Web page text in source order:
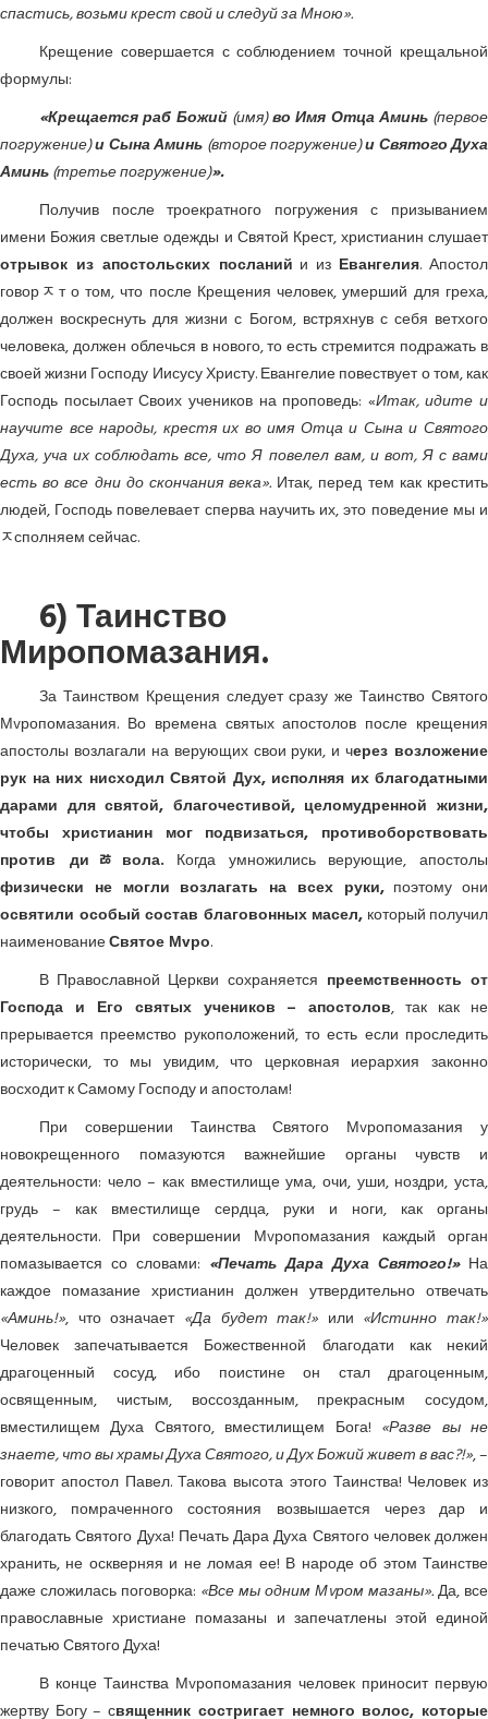
спастись, возьми крест свой и следуй за Мною».
Крещение совершается с соблюдением точной крещальной
формулы:
«Крещается раб Божий(имя)во Имя Отца Аминь (первое
погружение)и Сына Аминь (второе погружение)и Святого Духа
Аминь(третье погружение)».
Получив после троекратного погружения с призыванием
имени Божия светлые одежды и Святой Крест, христианин слушает
отрывок из апостольских посланий и из Евангелия. Апостол
говорﾸт о том, что после Крещения человек, умерший для греха,
должен воскреснуть для жизни с Богом, встряхнув с себя ветхого
человека, должен облечься в нового, то есть стремится подражать в
своей жизни Господу Иисусу Христу. Евангелие повествует о том, как
Господь посылает Своих учеников на проповедь: «Итак, идите и
научите все народы, крестя их во имя Отца и Сына и Святого
Духа, уча их соблюдать все, что Я повелел вам, и вот, Я с вами
есть во все дни до скончания века». Итак, перед тем как крестить
людей, Господь повелевает сперва научить их, это поведение мы и
ﾸсполняем сейчас.
6) Таинство
Миропомазания.
За Таинством Крещения следует сразу же Таинство Святого
Мvропомазания. Во времена святых апостолов после крещения
апостолы возлагали на верующих свои руки, и через возложение
рук на них нисходил Святой Дух, исполняя их благодатными
дарами для святой, благочестивой, целомудренной жизни,
чтобы христианин мог подвизаться, противоборствовать
против диﾰвола. Когда умножились верующие, апостолы
физически не могли возлагать на всех руки,поэтому они
освятили особый состав благовонных масел, который получил
наименованиеСвятое Мvро.
В Православной Церкви сохраняется преемственность от
Господа и Его святых учеников – апостолов, так как не
прерывается преемство рукоположений, то есть если проследить
исторически, то мы увидим, что церковная иерархия законно
восходит к Самому Господу и апостолам!
При совершении Таинства Святого Мvропомазания у
новокрещенного помазуются важнейшие органы чувств и
деятельности: чело – как вместилище ума, очи, уши, ноздри, уста,
грудь – как вместилище сердца, руки и ноги, как органы
деятельности. При совершении Мvропомазания каждый орган
помазывается со словами: «Печать Дара Духа Святого!»На
каждое помазание христианин должен утвердительно отвечать
«Аминь!», что означает «Да будет так!» или «Истинно так!»
Человек запечатывается Божественной благодати как некий
драгоценный сосуд, ибо поистине он стал драгоценным,
освященным, чистым, воссозданным, прекрасным сосудом,
вместилищем Духа Святого, вместилищем Бога! «Разве вы не
знаете, что вы храмы Духа Святого, и Дух Божий живет в вас?!», –
говорит апостол Павел. Такова высота этого Таинства! Человек из
низкого, помраченного состояния возвышается через дар и
благодать Святого Духа! Печать Дара Духа Святого человек должен
хранить, не оскверняя и не ломая ее! В народе об этом Таинстве
даже сложилась поговорка: «Все мы одним Мvром мазаны».Да, все
православные христиане помазаны и запечатлены этой единой
печатью Святого Духа!
В конце Таинства Мvропомазания человек приносит первую
жертву Богу – священник состригает немного волос, которые